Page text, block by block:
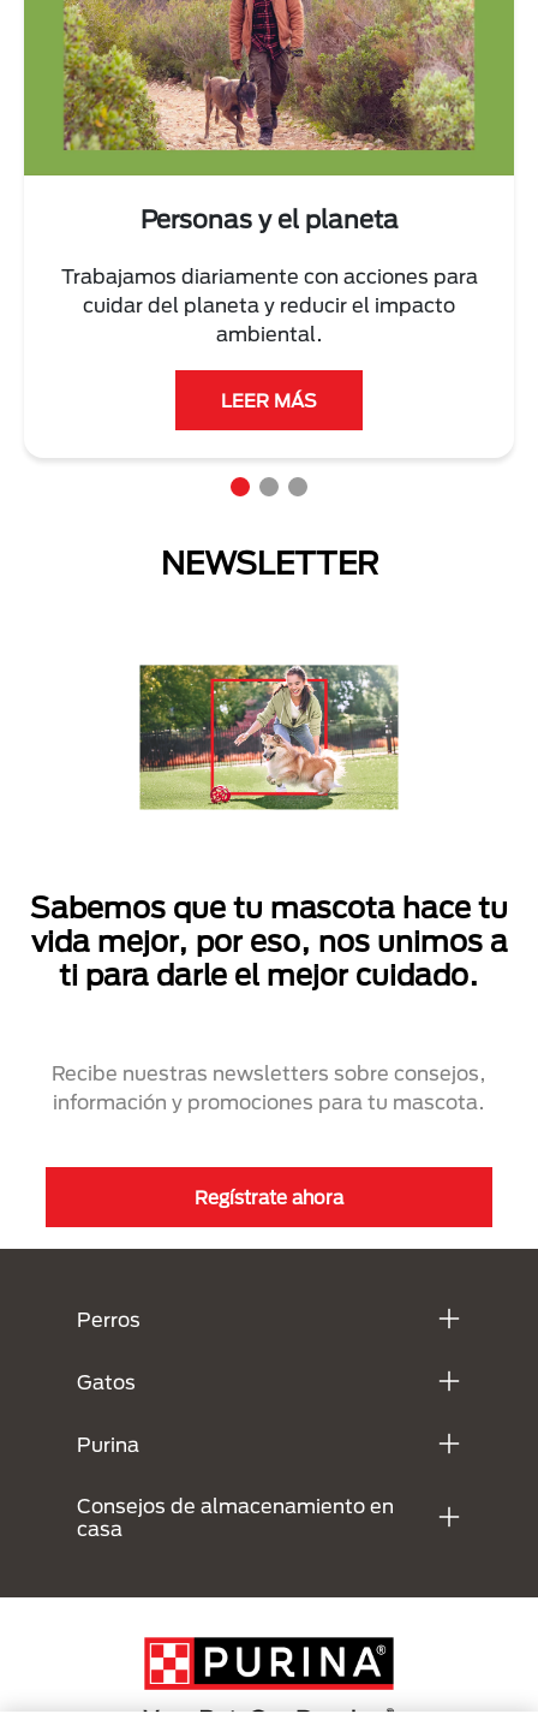
Personas y el planeta
Trabajamos diariamente con acciones para
cuidar del planeta y reducir el impacto
ambiental.
LEER MÁS
NEWSLETTER
Sabemos que tu mascota hace tu
vida mejor, por eso, nos unimos a
ti para darle el mejor cuidado.
Recibe nuestras newsletters sobre consejos,
información y promociones para tu mascota.
Regístrate ahora
Perros
Gatos
Purina
Consejos de almacenamiento en
casa